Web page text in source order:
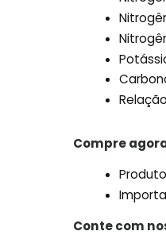
Compre
Conte com